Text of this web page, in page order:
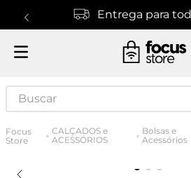
Entrega para
Buscar
CALÇADOS e
ACESSÓRIOS
Bolsas e
Acessórios